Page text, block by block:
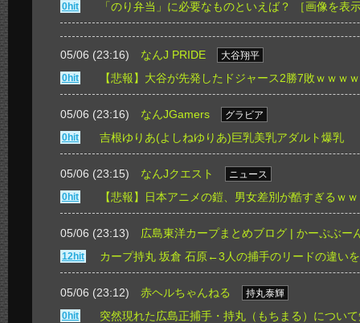
0hit
「のり弁当」に必要なものといえば？ ［画像を表
05/06 (23:16) なんJ PRIDE
大谷翔平
0hit
【悲報】大谷が先発したドジャース2勝7敗ｗｗｗ
05/06 (23:16) なんJGamers
グラビア
0hit
吉根ゆりあ(よしねゆりあ)巨乳美乳アダルト爆乳
05/06 (23:15) なんJクエスト
ニュース
0hit
【悲報】日本アニメの鎧、男女差別が酷すぎるｗ
05/06 (23:13) 広島東洋カープまとめブログ | かーぷぶー
12hit カープ持丸 坂倉 石原←3人の捕手のリードの違い
05/06 (23:12) 赤ヘルちゃんねる
持丸泰輝
0hit
突然現れた広島正捕手・持丸（もちまる）につい